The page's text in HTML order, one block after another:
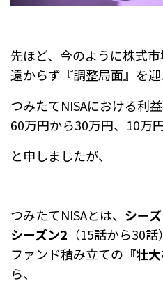
先ほど、今のように株式市
遠からず『調整局面』を迎
つみたてNISAにおける利
60万円から30万円、10万
と申しましたが、
つみたてNISAとは、 シー
シーズン2 （15話から30
ファンド積み立ての 『壮
ら、